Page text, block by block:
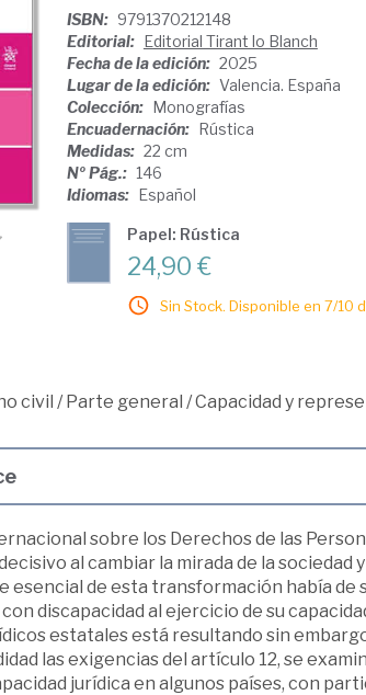
ISBN: 9791370212148
Editorial: Editorial Tirant lo Blanch
Fecha de la edición: 2025
Lugar de la edición: Valencia. España
Colección: Monografías
Encuadernación: Rústica
Medidas: 22 cm
Nº Pág.: 146
Idiomas: Español
Papel: Rústica
24,90 €
Sin Stock. Disponible en 7/10
civil /Parte general /Capacidad y
sobre los Derechos de las
al cambiar la mirada de la sociedad
esencial de esta transformación había
discapacidad al ejercicio de su
estatales está resultando sin
las exigencias del artículo 12, se
jurídica en algunos países, con